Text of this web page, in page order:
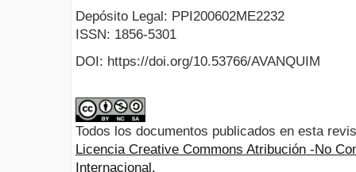
Depósito Legal: PPI200602ME2232
ISSN: 1856-5301
DOI: https://doi.org/10.53766/AVANQUIM
Todos los documentos publicados en esta
Licencia Creative Commons Atribución -No
Internacional.